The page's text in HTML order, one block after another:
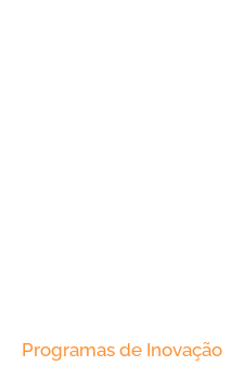
Programas de Inovação